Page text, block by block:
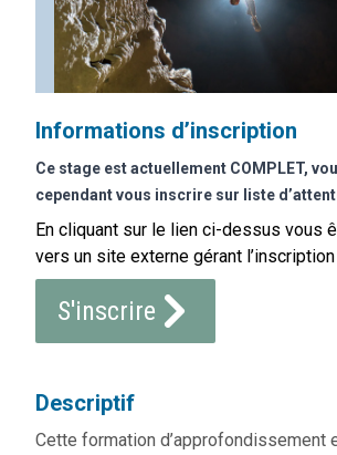
Informations d’inscription
Ce stage est actuellement COMPLET,
cependant vous inscrire sur liste
En cliquant sur le lien ci-dessus vous
vers un site externe gérant
S'inscrire
Descriptif
Cette formation d’approfondissement